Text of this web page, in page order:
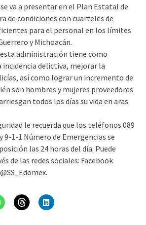
va a presentar en el Plan Estatal de
de condiciones con cuarteles de
para el personal en los límites
y Michoacán.
administración tiene como
delictiva, mejorar la
así como lograr un incremento de
son hombres y mujeres proveedores
todos los días su vida en aras
le recuerda que los teléfonos 089
9-1-1 Número de Emergencias se
las 24 horas del día. Puede
de las redes sociales: Facebook